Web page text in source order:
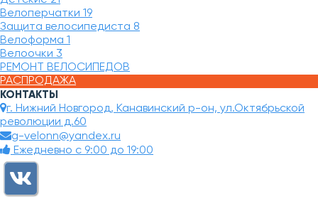
Велоперчатки 19
Защита велосипедиста 8
Велоформа 1
Велоочки 3
РЕМОНТ ВЕЛОСИПЕДОВ
РАСПРОДАЖА
КОНТАКТЫ
г. Нижний Новгород, Канавинский р-он, ул.Октябрьской
революции д.60
g-velonn@yandex.ru
Ежедневно с 9:00 до 19:00